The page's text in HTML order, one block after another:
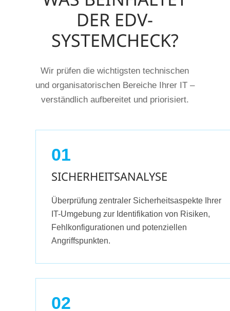
DER EDV-
SYSTEMCHECK?
Wir prüfen die wichtigsten technischen
und organisatorischen Bereiche Ihrer IT –
verständlich aufbereitet und priorisiert.
01
SICHERHEITSANALYSE
Überprüfung zentraler Sicherheitsaspekte Ihrer
IT-Umgebung zur Identifikation von Risiken,
Fehlkonfigurationen und potenziellen
Angriffspunkten.
02